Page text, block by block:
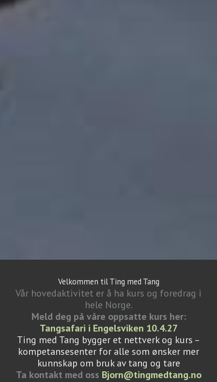
Velkommen til Ting med Tang
Vår hovedaktivitet er å ha kurs og foredrag i
hele Norge.
Meld deg på våre oppsatte kurs her:
Tangsafari i Engelsviken 10.4.27
Ting med Tang bygger et nettverk og kurs –
kompetansesenter for alle som ønsker mer
kunnskap om bruk av tang og tare
Ta kontakt med oss Bjorn@tingmedtang.no